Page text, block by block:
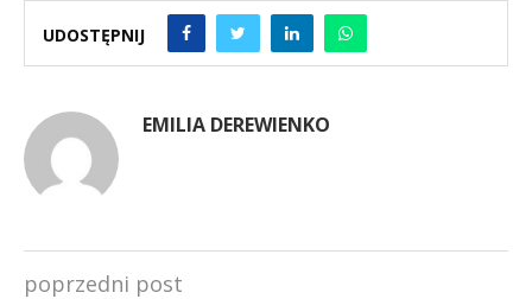
UDOSTĘPNIJ
EMILIA DEREWIENKO
poprzedni post